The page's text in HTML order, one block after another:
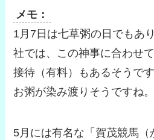
メモ：
1月7日は七草粥の日でもあ
社では、この神事に合わせ
接待（有料）もあるそうで
お粥が染み渡りそうですね。
5月には有名な「賀茂競馬（